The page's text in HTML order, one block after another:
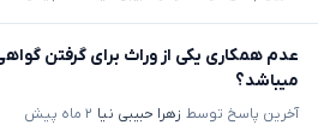
عدم همکاری یکی از وراث برای گرفتن
میباشد؟
آخرین پاسخ توسط زهرا حبیبی نیا ۲ ماه پیش